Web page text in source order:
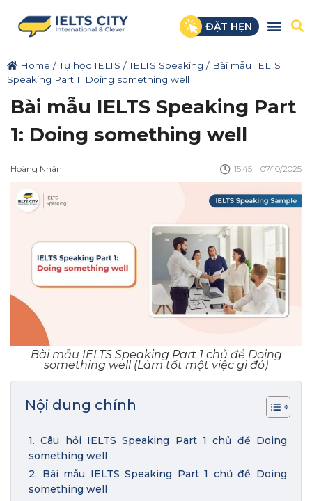
ĐẶT HẸN
Home /Tự học IELTS / IELTS Speaking / Bài mẫu IELTS
Speaking Part 1: Doing something well
Bài mẫu IELTS Speaking Part
1: Doing something well
Hoàng Nhân 15:45 07/10/2025
Bài mẫu IELTS Speaking Part 1 chủ đề Doing
something well (Làm tốt một việc gì đó)
Nội dung chính
1. Câu hỏi IELTS Speaking Part 1 chủ đề Doing
something well
2. Bài mẫu IELTS Speaking Part 1 chủ đề Doing
something well